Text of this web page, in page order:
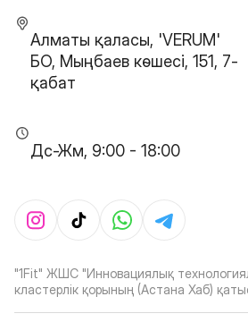
Алматы қаласы, 'VERUM'
БО, Мыңбаев көшесі, 151, 7-
қабат
Дс-Жм, 9:00 - 18:00
"1Fit" ЖШС "Инновациялық
кластерлік қорының (Астана Хаб)